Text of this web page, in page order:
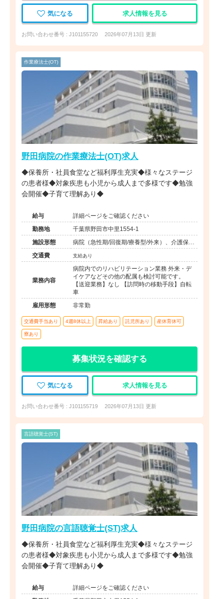
気になる 求人情報を見る
お問い合わせ番号 : J101155720 2026年07月13日 更新
作業療法士(OT)
野田病院の作業療法士(OT)求人
◆保養所・社員食堂など福利厚生充実◆様々なステージ
の患者様◆対象疾患も小児から成人まで多様です◆勉強
会開催◆子育て理解あり◆
給与
詳細ページをご確認ください
勤務地
千葉県野田市中里1554-1
施設形態
病院（急性期/回復期/療養型/外来）、介護保険
関連施設（デイケア/訪問看護・リハ）
交通費 支給あり
業務内容
病院内でのリハビリテーション業務 外来・デ
イケアなどその他の配属も検討可能です。
【送迎業務】なし 【訪問時の移動手段】自転
車
雇用形態
非常勤
交通費手当あり 4週8休以上 昇給あり 託児所あり 産休育休可
寮あり
募集状況を確認する
気になる 求人情報を見る
お問い合わせ番号 : J101155719 2026年07月13日 更新
言語聴覚士(ST)
野田病院の言語聴覚士(ST)求人
◆保養所・社員食堂など福利厚生充実◆様々なステージ
の患者様◆対象疾患も小児から成人まで多様です◆勉強
会開催◆子育て理解あり◆
給与
詳細ページをご確認ください